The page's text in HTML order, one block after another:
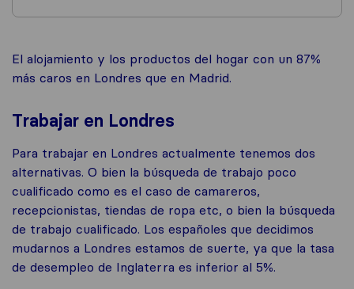
El alojamiento y los productos del hogar con un 87%
más caros en Londres que en Madrid.
Trabajar en Londres
Para trabajar en Londres actualmente tenemos dos
alternativas. O bien la búsqueda de trabajo poco
cualificado como es el caso de camareros,
recepcionistas, tiendas de ropa etc, o bien la búsqueda
de trabajo cualificado. Los españoles que decidimos
mudarnos a Londres estamos de suerte, ya que la tasa
de desempleo de Inglaterra es inferior al 5%.